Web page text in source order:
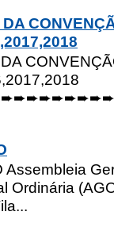
Assembleia
Ordinária